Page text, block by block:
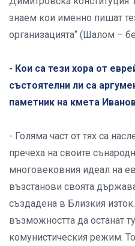
знаем кои именно пишат
организацията“ (Шалом –
- Кои са тези хора от
състоятелни ли са
паметник на кмета
- Голяма част от тях са
пречеха на своите
многовековния идеал на
възстанови своята
създадена в Близкия
възможността да останат
комунистическия режим.